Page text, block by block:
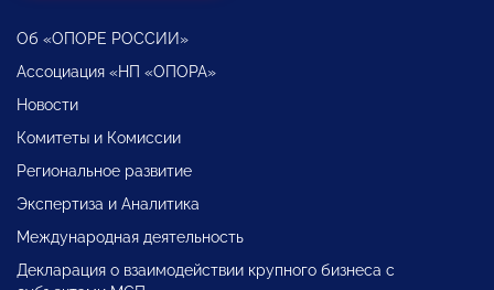
Об «ОПОРЕ РОССИИ»
Ассоциация «НП «ОПОРА»
Новости
Комитеты и Комиссии
Региональное развитие
Экспертиза и Аналитика
Международная деятельность
Декларация о взаимодействии крупного бизнеса с